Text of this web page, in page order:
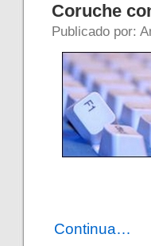
Coruche
Publicado por:
Continua…